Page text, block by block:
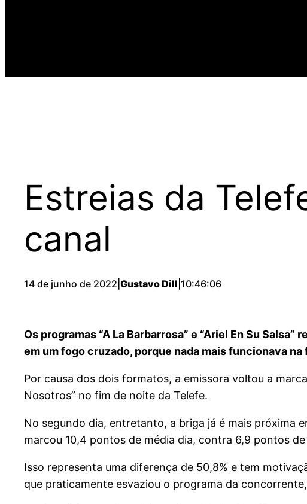
Estreias da
canal
14 de junho de 2022 Gustavo Dill 10:46:06
Os programas “A La Barbarrosa” e “Ariel En Su
em um fogo cruzado, porque nada mais funcionava na
Por causa dos dois formatos, a emissora voltou a
Nosotros” no fim de noite da Telefe.
No segundo dia, entretanto, a briga já é mais próxima
marcou 10,4 pontos de média dia, contra 6,9 pontos
Isso representa uma diferença de 50,8% e tem
que praticamente esvaziou o programa da concorrente,